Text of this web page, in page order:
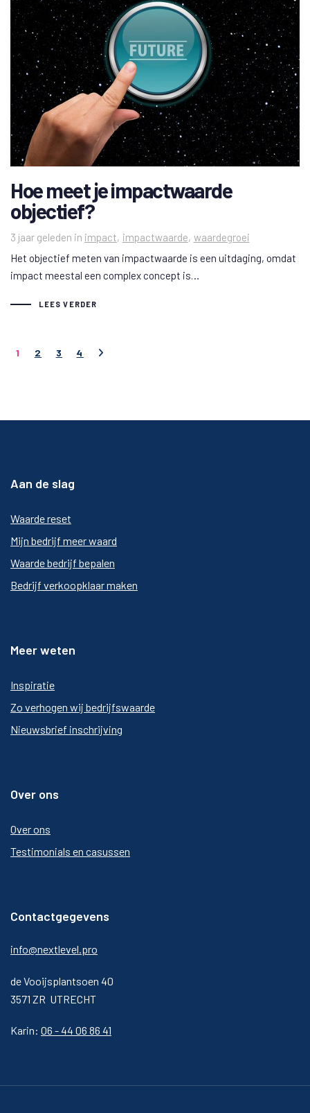
Hoe meet je impactwaarde
objectief?
3 jaar geleden in
Tags impact impactwaarde waardegroei
Het objectief meten van impactwaarde is een uitdaging, omdat
impact meestal een complex concept is…
LEES VERDER
1 2 3 4
Aan de slag
Waarde reset
Mijn bedrijf meer waard
Waarde bedrijf bepalen
Bedrijf verkoopklaar maken
Meer weten
Inspiratie
Zo verhogen wij bedrijfswaarde
Nieuwsbrief inschrijving
Over ons
Over ons
Testimonials en casussen
Contactgegevens
info@nextlevel.pro
de Vooijsplantsoen 40
3571 ZR UTRECHT
Karin: 06 - 44 06 86 41